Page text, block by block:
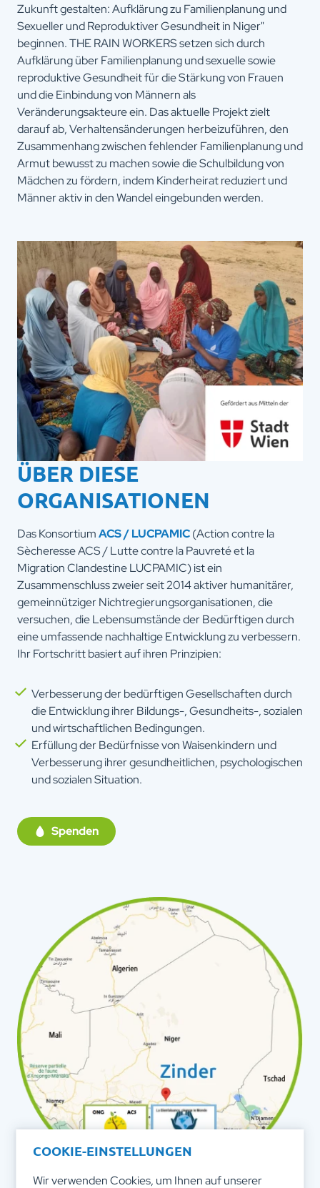
COOKIE-EINSTELLUNGEN
Wir verwenden Cookies, um Ihnen auf unserer
Zukunft gestalten: Aufklärung zu Familienplanung und
Sexueller und Reproduktiver Gesundheit in Niger"
beginnen. THE RAIN WORKERS setzen sich durch
Aufklärung über Familienplanung und sexuelle sowie
reproduktive Gesundheit für die Stärkung von Frauen
und die Einbindung von Männern als
Veränderungsakteure ein. Das aktuelle Projekt zielt
darauf ab, Verhaltensänderungen herbeizuführen, den
Zusammenhang zwischen fehlender Familienplanung und
Armut bewusst zu machen sowie die Schulbildung von
Mädchen zu fördern, indem Kinderheirat reduziert und
Männer aktiv in den Wandel eingebunden werden.
ÜBER DIESE
ORGANISATIONEN
Das KonsortiumACS / LUCPAMIC(Action contre la
Sècheresse ACS / Lutte contre la Pauvreté et la
Migration Clandestine LUCPAMIC) ist ein
Zusammenschluss zweier seit 2014 aktiver humanitärer,
gemeinnütziger Nichtregierungsorganisationen, die
versuchen, die Lebensumstände der Bedürftigen durch
eine umfassende nachhaltige Entwicklung zu verbessern.
Ihr Fortschritt basiert auf ihren Prinzipien:
Verbesserung der bedürftigen Gesellschaften durch
die Entwicklung ihrer Bildungs-, Gesundheits-, sozialen
und wirtschaftlichen Bedingungen.
Erfüllung der Bedürfnisse von Waisenkindern und
Verbesserung ihrer gesundheitlichen, psychologischen
und sozialen Situation.
Spenden